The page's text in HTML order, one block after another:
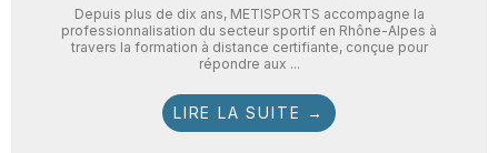
Depuis plus de dix ans, METISPORTS accompagne la
professionnalisation du secteur sportif en Rhône-Alpes à
travers la formation à distance certifiante, conçue pour
répondre aux ...
LIRE LA SUITE →